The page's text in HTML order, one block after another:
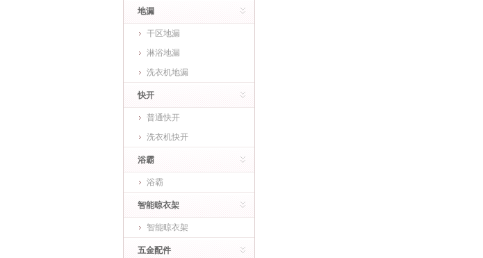
地漏
干区地漏
淋浴地漏
洗衣机地漏
快开
普通快开
洗衣机快开
浴霸
浴霸
智能晾衣架
智能晾衣架
五金配件